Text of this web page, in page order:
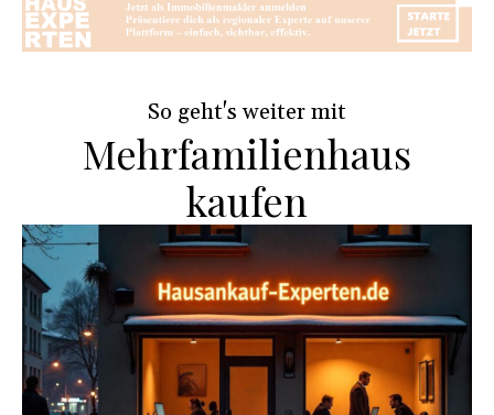
So geht's weiter mit
Mehrfamilienhaus
kaufen
m